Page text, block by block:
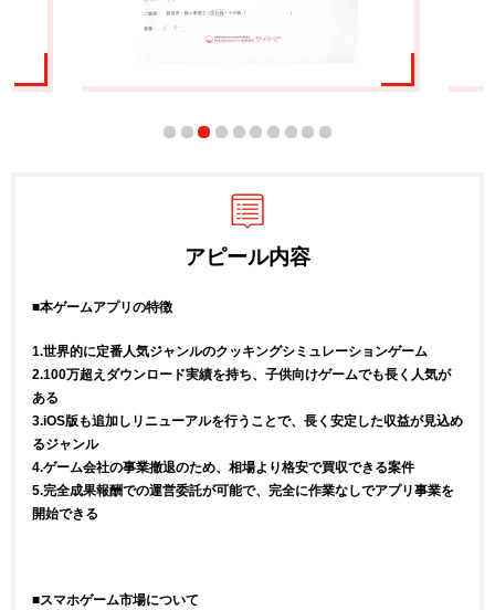
アピール内容
■本ゲームアプリの特徴
1.世界的に定番人気ジャンルのクッキングシミュレーションゲーム
2.100万超えダウンロード実績を持ち、子供向けゲームでも長く人気が
ある
3.iOS版も追加しリニューアルを行うことで、長く安定した収益が見込め
るジャンル
4.ゲーム会社の事業撤退のため、相場より格安で買収できる案件
5.完全成果報酬での運営委託が可能で、完全に作業なしでアプリ事業を
開始できる
■スマホゲーム市場について